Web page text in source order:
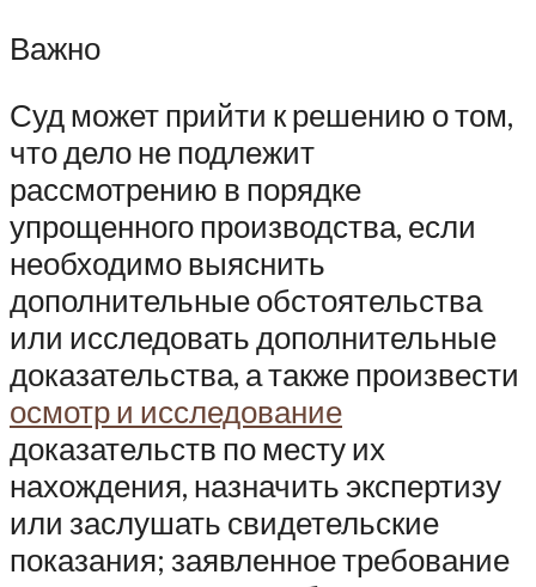
Важно
Суд может прийти к решению о том,
что дело не подлежит
рассмотрению в порядке
упрощенного производства, если
необходимо выяснить
дополнительные обстоятельства
или исследовать дополнительные
доказательства, а также произвести
осмотр и исследование
доказательств по месту их
нахождения, назначить экспертизу
или заслушать свидетельские
показания; заявленное требование